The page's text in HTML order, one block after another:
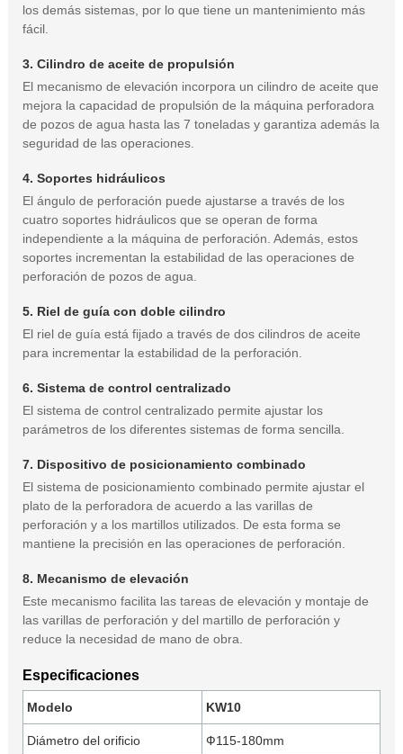
los demás sistemas, por lo que tiene un mantenimiento más
fácil.
3. Cilindro de aceite de propulsión
El mecanismo de elevación incorpora un cilindro de aceite que
mejora la capacidad de propulsión de la máquina perforadora
de pozos de agua hasta las 7 toneladas y garantiza además la
seguridad de las operaciones.
4. Soportes hidráulicos
El ángulo de perforación puede ajustarse a través de los
cuatro soportes hidráulicos que se operan de forma
independiente a la máquina de perforación. Además, estos
soportes incrementan la estabilidad de las operaciones de
perforación de pozos de agua.
5. Riel de guía con doble cilindro
El riel de guía está fijado a través de dos cilindros de aceite
para incrementar la estabilidad de la perforación.
6. Sistema de control centralizado
El sistema de control centralizado permite ajustar los
parámetros de los diferentes sistemas de forma sencilla.
7. Dispositivo de posicionamiento combinado
El sistema de posicionamiento combinado permite ajustar el
plato de la perforadora de acuerdo a las varillas de
perforación y a los martillos utilizados. De esta forma se
mantiene la precisión en las operaciones de perforación.
8. Mecanismo de elevación
Este mecanismo facilita las tareas de elevación y montaje de
las varillas de perforación y del martillo de perforación y
reduce la necesidad de mano de obra.
Especificaciones
Modelo KW10
Diámetro del orificio Ф115-180mm